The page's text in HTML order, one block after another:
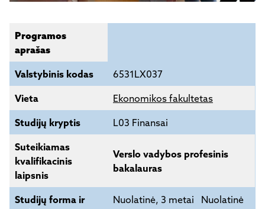
Programos
aprašas
Valstybinis kodas 6531LX037
Vieta Ekonomikos fakultetas
Studijų kryptis L03 Finansai
Suteikiamas
kvalifikacinis
laipsnis
Verslo vadybos profesinis
bakalauras
Studijų forma ir
Nuolatinė, 3 metai Nuolatinė